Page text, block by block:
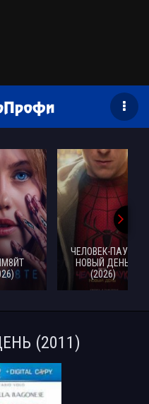
ЧЕЛОВЕК-ПАУК:
НОВЫЙ ДЕНЬ
(2026)
(2011)